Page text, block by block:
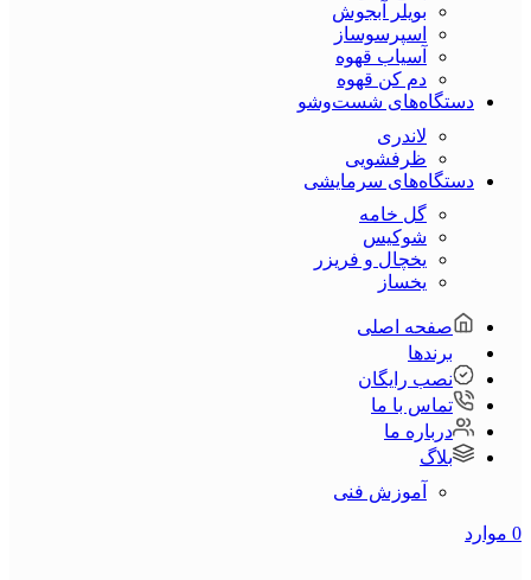
بویلر آبجوش
اسپرسوساز
آسیاب قهوه
دم کن قهوه
دستگاه‌های شست‌و‌شو
لاندری
ظرفشویی
دستگاه‌های سرمایشی
گل خامه
شوکیس
یخچال و فریزر
یخساز
صفحه اصلی
برندها
نصب رایگان
تماس با ما
درباره ما
بلاگ
آموزش فنی
0 موارد